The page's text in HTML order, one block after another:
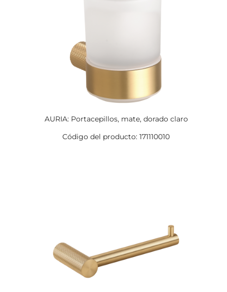
AURIA: Portacepillos, mate, dorado claro
Código del producto: 171110010